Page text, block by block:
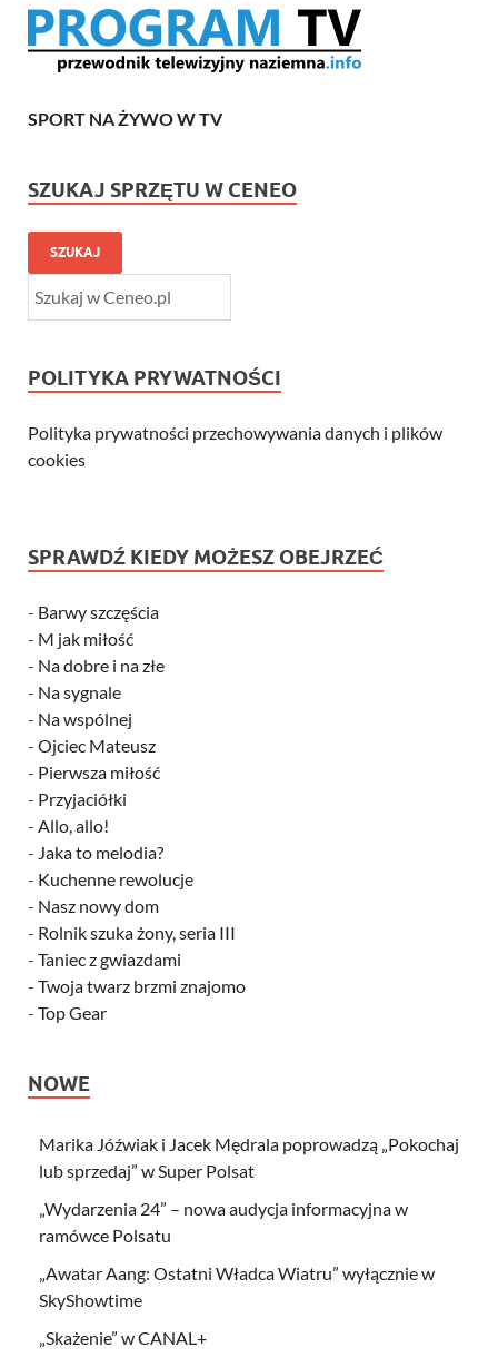
SPORT NA ŻYWO W TV
SZUKAJ SPRZĘTU W CENEO
SZUKAJ
POLITYKA PRYWATNOŚCI
Polityka prywatności przechowywania danych i plików
cookies
SPRAWDŹ KIEDY MOŻESZ OBEJRZEĆ
- Barwy szczęścia
- M jak miłość
- Na dobre i na złe
- Na sygnale
- Na wspólnej
- Ojciec Mateusz
- Pierwsza miłość
- Przyjaciółki
- Allo, allo!
- Jaka to melodia?
- Kuchenne rewolucje
- Nasz nowy dom
- Rolnik szuka żony, seria III
- Taniec z gwiazdami
- Twoja twarz brzmi znajomo
- Top Gear
NOWE
Marika Jóźwiak i Jacek Mędrala poprowadzą „Pokochaj
lub sprzedaj” w Super Polsat
„Wydarzenia 24” – nowa audycja informacyjna w
ramówce Polsatu
„Awatar Aang: Ostatni Władca Wiatru” wyłącznie w
SkyShowtime
„Skażenie” w CANAL+